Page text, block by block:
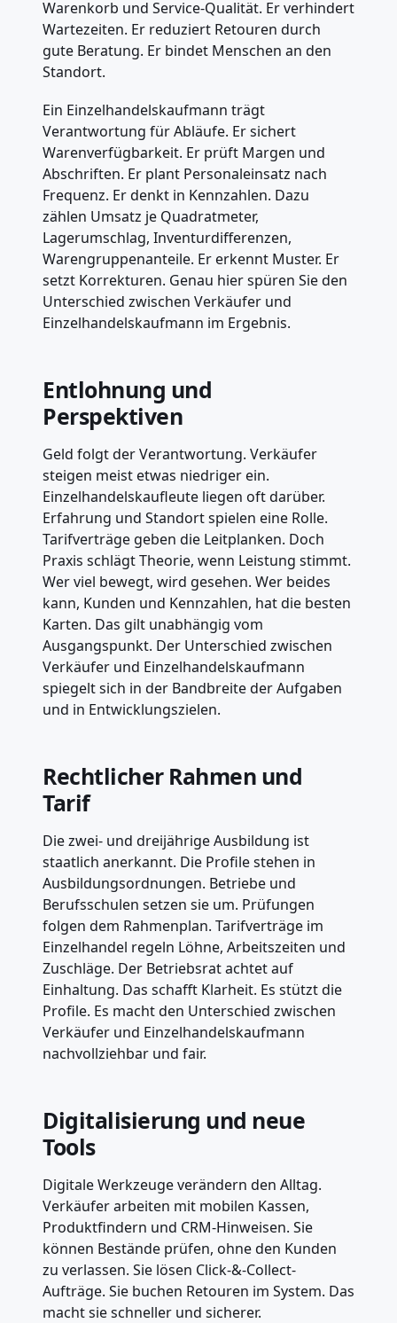
Warenkorb und Service-Qualität. Er verhindert
Wartezeiten. Er reduziert Retouren durch
gute Beratung. Er bindet Menschen an den
Standort.
Ein Einzelhandelskaufmann trägt
Verantwortung für Abläufe. Er sichert
Warenverfügbarkeit. Er prüft Margen und
Abschriften. Er plant Personaleinsatz nach
Frequenz. Er denkt in Kennzahlen. Dazu
zählen Umsatz je Quadratmeter,
Lagerumschlag, Inventurdifferenzen,
Warengruppenanteile. Er erkennt Muster. Er
setzt Korrekturen. Genau hier spüren Sie den
Unterschied zwischen Verkäufer und
Einzelhandelskaufmann im Ergebnis.
Entlohnung und
Perspektiven
Geld folgt der Verantwortung. Verkäufer
steigen meist etwas niedriger ein.
Einzelhandelskaufleute liegen oft darüber.
Erfahrung und Standort spielen eine Rolle.
Tarifverträge geben die Leitplanken. Doch
Praxis schlägt Theorie, wenn Leistung stimmt.
Wer viel bewegt, wird gesehen. Wer beides
kann, Kunden und Kennzahlen, hat die besten
Karten. Das gilt unabhängig vom
Ausgangspunkt. Der Unterschied zwischen
Verkäufer und Einzelhandelskaufmann
spiegelt sich in der Bandbreite der Aufgaben
und in Entwicklungszielen.
Rechtlicher Rahmen und
Tarif
Die zwei- und dreijährige Ausbildung ist
staatlich anerkannt. Die Profile stehen in
Ausbildungsordnungen. Betriebe und
Berufsschulen setzen sie um. Prüfungen
folgen dem Rahmenplan. Tarifverträge im
Einzelhandel regeln Löhne, Arbeitszeiten und
Zuschläge. Der Betriebsrat achtet auf
Einhaltung. Das schafft Klarheit. Es stützt die
Profile. Es macht den Unterschied zwischen
Verkäufer und Einzelhandelskaufmann
nachvollziehbar und fair.
Digitalisierung und neue
Tools
Digitale Werkzeuge verändern den Alltag.
Verkäufer arbeiten mit mobilen Kassen,
Produktfindern und CRM-Hinweisen. Sie
können Bestände prüfen, ohne den Kunden
zu verlassen. Sie lösen Click-&-Collect-
Aufträge. Sie buchen Retouren im System. Das
macht sie schneller und sicherer.